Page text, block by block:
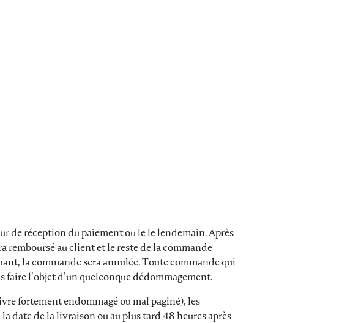
de réception du paiement ou le le lendemain. Après
remboursé au client et le reste de la commande
la commande sera annulée. Toute commande qui
faire l’objet d’un quelconque dédommagement.
fortement endommagé ou mal paginé), les
date de la livraison ou au plus tard 48 heures après